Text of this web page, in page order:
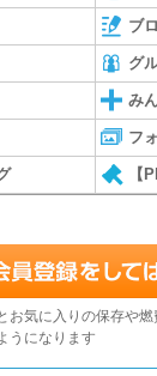
ブ
グ
み
フ
【
お気に入りの保存や
うになります